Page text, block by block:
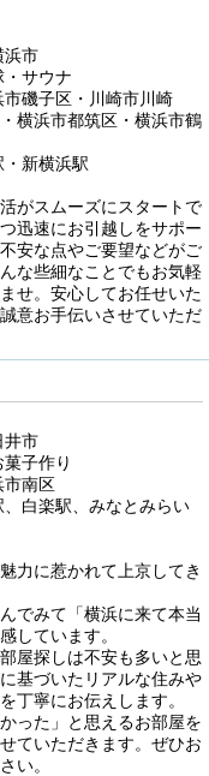
浜市
サウナ
市磯子区・川崎市川崎
横浜市都筑区・横浜市鶴
・新横浜駅
がスムーズにスタートで
迅速にお引越しをサポー
安な点やご要望などがご
な些細なことでもお気軽
せ。安心してお任せいた
意お手伝いさせていただ
井市
子作り
市南区
、白楽駅、みなとみらい
力に惹かれて上京してき
でみて「横浜に来て本当
しています。
屋探しは不安も多いと思
基づいたリアルな住みや
丁寧にお伝えします。
った」と思えるお部屋を
ていただきます。ぜひお
い。